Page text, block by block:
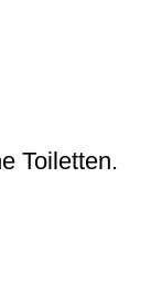
Toiletten.